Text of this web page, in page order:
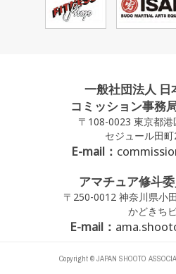
一般社団法人 日
コミッション事務
〒108-0023 東京都
セジュール田
E-mail：
アマチュア修斗
〒250-0012 神奈川県小
かどきち
E-mail：
Copyright © JAPAN SHOOTO